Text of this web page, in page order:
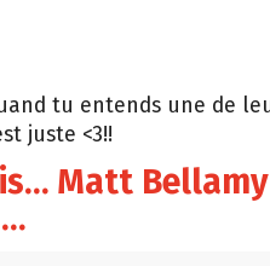
tu entends une de
juste <3!!
Matt